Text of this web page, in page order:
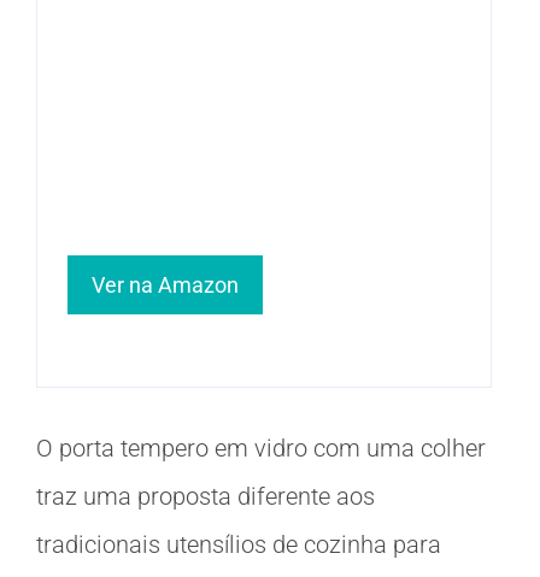
Ver na Amazon
O porta tempero em vidro com uma colher
traz uma proposta diferente aos
tradicionais utensílios de cozinha para